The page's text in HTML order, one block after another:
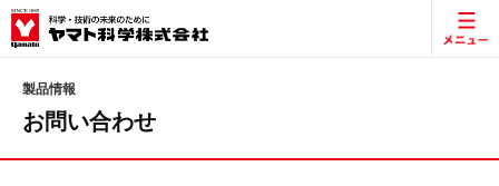
製品情報
お問い合わせ